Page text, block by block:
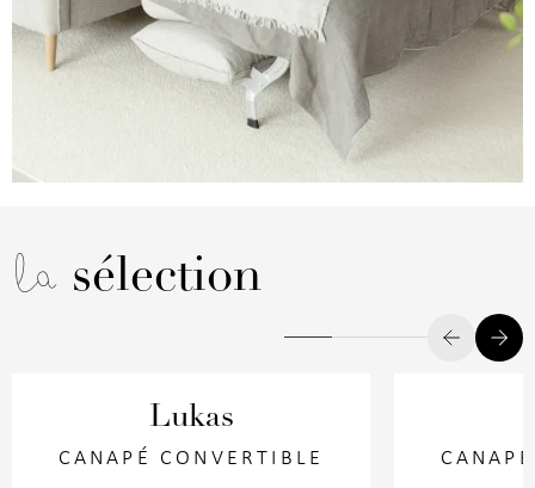
la sélection
Lukas
CANAPÉ CONVERTIBLE